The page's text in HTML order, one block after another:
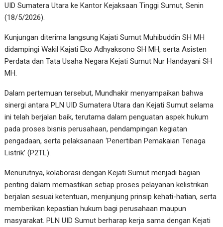
UID Sumatera Utara ke Kantor Kejaksaan Tinggi Sumut, Senin
(18/5/2026).
Kunjungan diterima langsung Kajati Sumut Muhibuddin SH MH
didampingi Wakil Kajati Eko Adhyaksono SH MH, serta Asisten
Perdata dan Tata Usaha Negara Kejati Sumut Nur Handayani SH
MH.
Dalam pertemuan tersebut, Mundhakir menyampaikan bahwa
sinergi antara PLN UID Sumatera Utara dan Kejati Sumut selama
ini telah berjalan baik, terutama dalam penguatan aspek hukum
pada proses bisnis perusahaan, pendampingan kegiatan
pengadaan, serta pelaksanaan ‘Penertiban Pemakaian Tenaga
Listrik’ (P2TL).
Menurutnya, kolaborasi dengan Kejati Sumut menjadi bagian
penting dalam memastikan setiap proses pelayanan kelistrikan
berjalan sesuai ketentuan, menjunjung prinsip kehati-hatian, serta
memberikan kepastian hukum bagi perusahaan maupun
masyarakat. PLN UID Sumut berharap kerja sama dengan Kejati